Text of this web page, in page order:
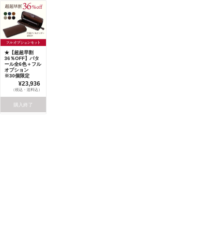
★【超超早割
36％OFF】バタ
ール全6色＋フル
オプション
※30個限定
¥23,936
（税込・送料込）
購入終了